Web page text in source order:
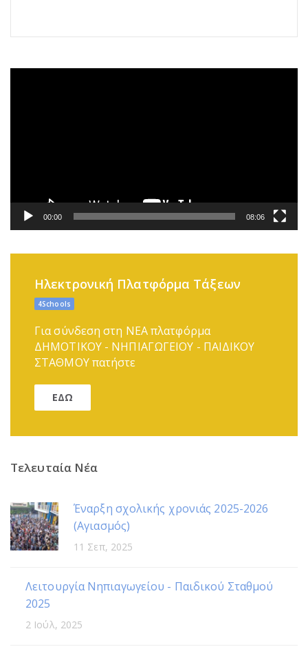
00:00 08:06
Ηλεκτρονική Πλατφόρμα Τάξεων
4Schools
Για σύνδεση στη ΝΕΑ πλατφόρμα
ΔΗΜΟΤΙΚΟΥ - ΝΗΠΙΑΓΩΓΕΙΟΥ - ΠΑΙΔΙΚΟΥ
ΣΤΑΘΜΟΥ πατήστε
ΕΔΩ
Τελευταία Νέα
Έναρξη σχολικής χρονιάς 2025-2026
(Αγιασμός)
11 Σεπ, 2025
Λειτουργία Νηπιαγωγείου - Παιδικού Σταθμού
2025
2 Ιούλ, 2025